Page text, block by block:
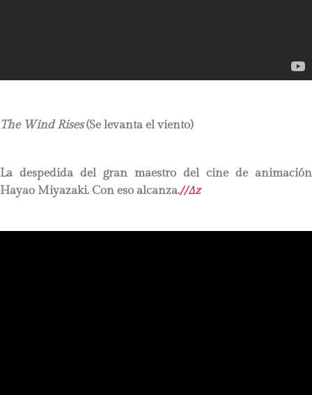
The Wind Rises(Se levanta el viento)
La despedida del gran maestro del cine de animación
Hayao Miyazaki. Con eso alcanza.//∆z